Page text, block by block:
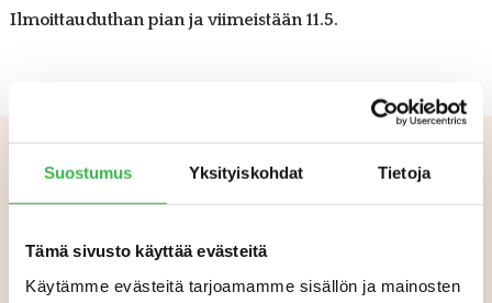
Suostumus Yksityiskohdat Tietoja
Tämä sivusto käyttää evästeitä
Käytämme evästeitä tarjoamamme sisällön ja mainosten
Ilmoittauduthan pian ja viimeistään 11.5.
Aiheeseen liittyvää